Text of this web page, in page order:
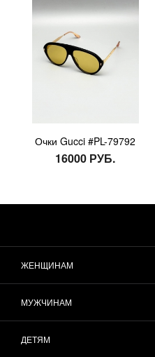
Очки Gucci #PL-79792
16000 РУБ.
ЖЕНЩИНАМ
МУЖЧИНАМ
ДЕТЯМ